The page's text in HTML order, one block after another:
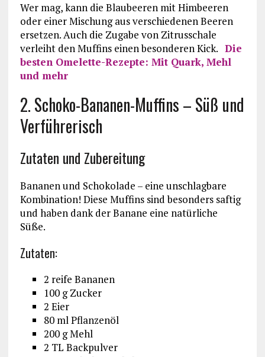
Wer mag, kann die Blaubeeren mit Himbeeren
oder einer Mischung aus verschiedenen Beeren
ersetzen. Auch die Zugabe von Zitrusschale
verleiht den Muffins einen besonderen Kick. Die
besten Omelette-Rezepte: Mit Quark, Mehl
und mehr
2. Schoko-Bananen-Muffins – Süß und
Verführerisch
Zutaten und Zubereitung
Bananen und Schokolade – eine unschlagbare
Kombination! Diese Muffins sind besonders saftig
und haben dank der Banane eine natürliche
Süße.
Zutaten:
2 reife Bananen
100 g Zucker
2 Eier
80 ml Pflanzenöl
200 g Mehl
2 TL Backpulver